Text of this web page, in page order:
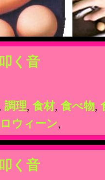
く音
調理, 食材, 食べ物,
ウィーン,
く音